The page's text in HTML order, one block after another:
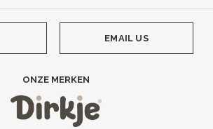
EMAIL US
ONZE MERKEN